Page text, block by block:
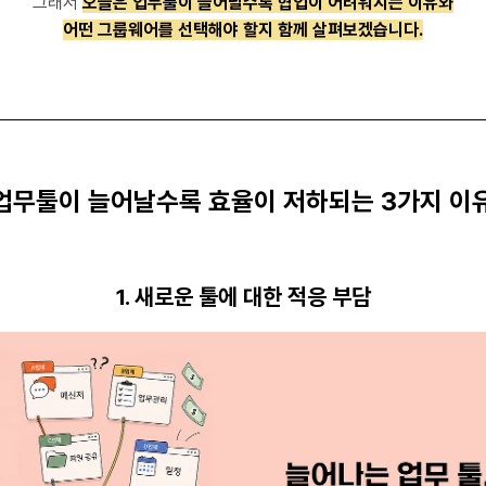
어떤 그룹웨어를 선택해야 할지 함께 살펴보겠습니다.
무툴이 늘어날수록 효율이 저하되는 3가지 이
1. 새로운 툴에 대한 적응 부담